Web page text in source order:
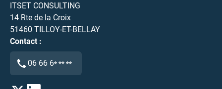
ITSET CONSULTING
14 Rte de la Croix
51460 TILLOY-ET-BELLAY
Contact :
06 66 6* ** **